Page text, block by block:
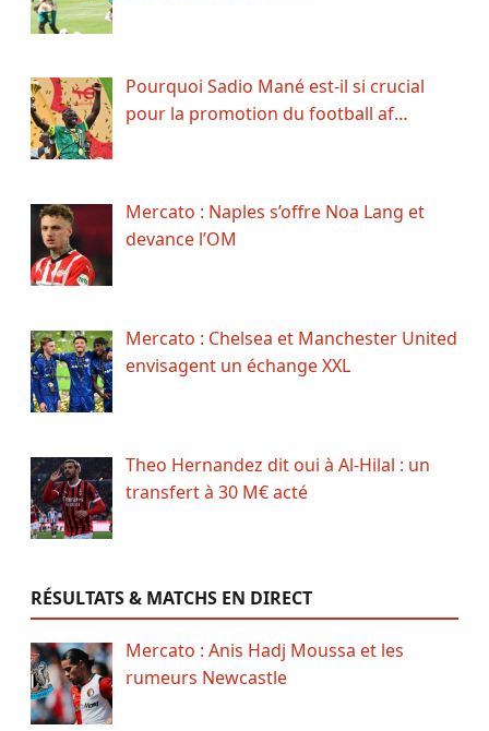
Pourquoi Sadio Mané est-il si crucial
pour la promotion du football af…
Mercato : Naples s’offre Noa Lang et
devance l’OM
Mercato : Chelsea et Manchester United
envisagent un échange XXL
Theo Hernandez dit oui à Al-Hilal : un
transfert à 30 M€ acté
RÉSULTATS & MATCHS EN DIRECT
Mercato : Anis Hadj Moussa et les
rumeurs Newcastle